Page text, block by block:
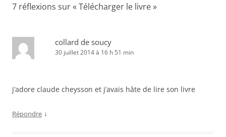
7 réflexions sur « Télécharger le livre»
collard de soucy
30 juillet 2014 à 16 h 51 min
j’adore claude cheysson et j’avais hâte de lire son livre
Répondre ↓